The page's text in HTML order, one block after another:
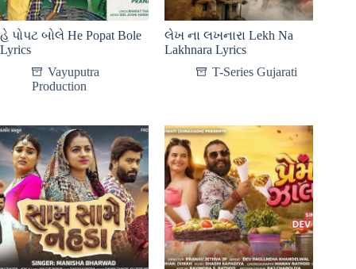
હે પોપટ બોલે He Popat Bole
Lyrics
Vayuputra
Production
લેખ ના લખનારા Lekh Na
Lakhnara Lyrics
T-Series Gujarati